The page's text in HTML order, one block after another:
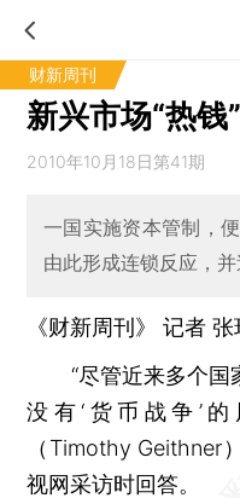
财新周刊
新兴市场“热钱
2010年10月18日第41期
一国实施资本管制，
由此形成连锁反应，
《财新周刊》 记者张
“尽管近来多个国
没有‘货币战争’
（Timothy Geithner
视网采访时回答。